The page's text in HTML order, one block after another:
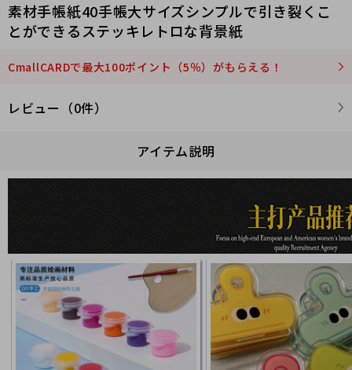
素材手帳紙40手帳大サイズシンプルで引き裂くこ
とができるステッキレトロな背景紙
CmallCARDで最大100ポイント（5％）がもらえる！
レビュー（0件）
アイテム説明